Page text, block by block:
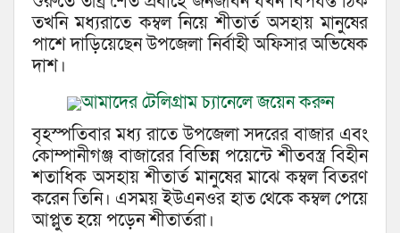
তখনি মধ্যরাতে কম্বল নিয়ে শীতার্ত অসহায় মানুষের
পাশে দাড়িয়েছেন উপজেলা নির্বাহী অফিসার অভিষেক
দাশ।
আমাদের টেলিগ্রাম চ্যানেলে জয়েন করুন
বৃহস্পতিবার মধ্য রাতে উপজেলা সদরের বাজার এবং
কোম্পানীগঞ্জ বাজারের বিভিন্ন পয়েন্টে শীতবস্ত্র বিহীন
শতাধিক অসহায় শীতার্ত মানুষের মাঝে কম্বল বিতরণ
করেন তিনি। এসময় ইউএনওর হাত থেকে কম্বল পেয়ে
আপ্লুত হয়ে পড়েন শীতার্তরা।